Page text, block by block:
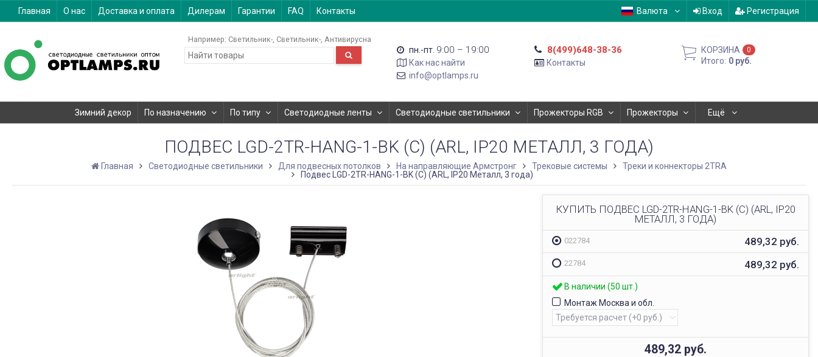
Главная О нас Доставка и оплата Дилерам Гарантии FAQ Контакты Валюта Вход Регистрация
Например: Светильник- Светильник- Антивирусна
пн.-пт. 9:00 – 19:00
Как нас найти
info@optlamps.ru
8(499)648-38-36
Контакты
КОРЗИНА 0
Итого: 0 руб.
Зимний декор По назначению По типу Светодиодные ленты Светодиодные светильники Прожекторы RGB Прожекторы Ещё
ПОДВЕС LGD-2TR-HANG-1-BK (C) (ARL, IP20 МЕТАЛЛ, 3 ГОДА)
Главная Светодиодные светильники Для подвесных потолков На направляющие Армстронг Трековые системы
Треки и коннекторы 2TRA
Подвес LGD-2TR-HANG-1-BK (C) (ARL, IP20 Металл, 3 года)
КУПИТЬ ПОДВЕС LGD-2TR-HANG-1-BK (C) (ARL, IP20
МЕТАЛЛ, 3 ГОДА)
022784 489,32 руб.
22784 489,32 руб.
В наличии (50 шт.)
Монтаж Москва и обл.
489,32 руб.